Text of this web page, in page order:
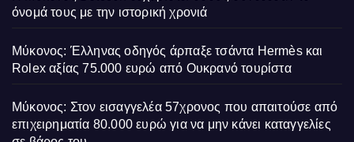
όνομά τους με την ιστορική χρονιά
Μύκονος: Έλληνας οδηγός άρπαξε τσάντα Hermès και
Rolex αξίας 75.000 ευρώ από Ουκρανό τουρίστα
Μύκονος: Στον εισαγγελέα 57χρονος που απαιτούσε από
επιχειρηματία 80.000 ευρώ για να μην κάνει καταγγελίες